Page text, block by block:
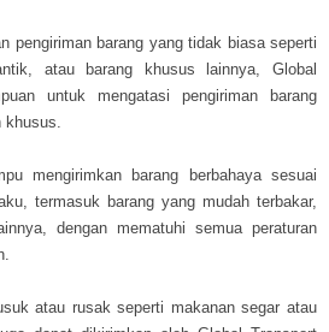
pengiriman barang yang tidak biasa seperti
atau barang khusus lainnya, Global
untuk mengatasi pengiriman barang
mengirimkan barang berbahaya sesuai
termasuk barang yang mudah terbakar,
dengan mematuhi semua peraturan
atau rusak seperti makanan segar atau